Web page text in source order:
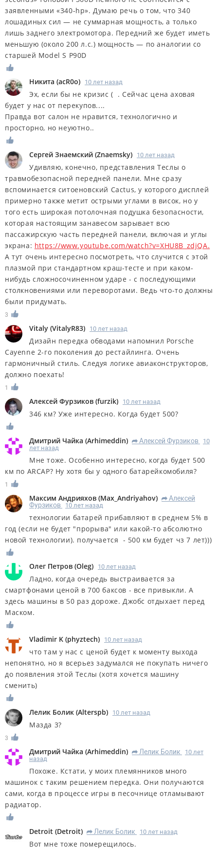
заявленными «340-hp». Думаю речь о том, что 340
лошадиных сил — не суммарная мощность, а только
лишь заднего электромотора. Передний же будет иметь
меньшую (около 200 л.с.) мощность — по аналогии со
старшей Model S P90D
Никита (acR0o) 10 лет назад
Эх, если бы не кризис ( . Сейчас цена аховая
будет у нас от перекупов....
Правда вот салон не нравится, технологично и
просторно, но неуютно..
Сергей Знаемский (Znaemsky) 10 лет назад
Удивляю, конечно, представления Теслы о
травмобезопасной передней панели. Мне сразу
вспоминается ситоеновский Cactus, у которого дисплей
примерно также метит острыми углами в висок, но у
того есть широкая потолочная подушка безопасности,
которая настоящим занавесом зарывает всю
пассажирскую часть передней панели, включая и углы
экрана: https://www.youtube.com/watch?v=XHU8B_zdjQA.
А тут очень интересно посмотреть, что случится с этой
плазмой при стандартном краш-тесте и при каком-
нибудь сложносочиненном ударе - с последующими
столкновениями или переворотами. Ведь что-то должны
были придумать.
3
Vitaly (VitalyR83) 10 лет назад
Дизайн передка обводами напомнил Porsche
Cayenne 2-го поколения до рестайлинга. Очень
гармоничный стиль. Следуя логике авиаконструкторов,
должно поехать!
1
Алексей Фурзиков (furzik) 10 лет назад
346 км? Уже интересно. Когда будет 500?
Дмитрий Чайка (Arhimeddin) R Алексей Фурзиков
10
лет назад
Мне тоже. Особенно интересно, когда будет 500
км по ARCAP? Ну хотя бы у одного батарейкомобиля?
1
Максим Андрияхов (Max_Andriyahov) R Алексей
Фурзиков
10 лет назад
технологии батарей прибавляют в среднем 5% в
год (если не будет "прорыва" или какой-то абсолютно
новой технологии). получается - 500 км будет чз 7 лет)))
Олег Петров (Oleg) 10 лет назад
Ладно, когда очередь выстраивается за
смартфонами ценой в 700 баксов - все привыкли. А
здесь машины в 50 раз дороже. Джобс отдыхает перед
Маском.
Vladimir K (phyztech) 10 лет назад
что там у нас с ценой будет к моменту выхода
непонятно, но я всерьез задумался не покупать ничего
до появления этой Теслы (хотя хочется машину
сменить)
Лелик Болик (Alterspb) 10 лет назад
Мазда 3?
3
Дмитрий Чайка (Arhimeddin) R Лелик Болик
10 лет
назад
Похоже. Кстати, у моих племянников много
машинок с таким решением передка. Они получаются
сами, когда в процессе игры в песочнице отламывают
радиатор.
Detroit (Detroit) R Лелик Болик 10 лет назад
Вот мне тоже померещилось.